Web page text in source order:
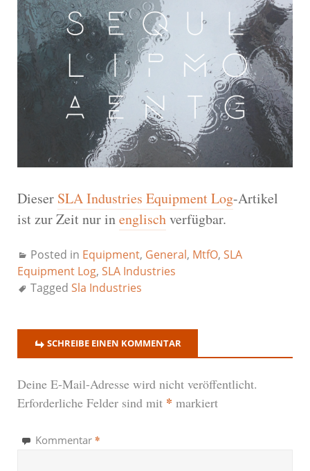
Dieser SLA Industries Equipment Log-Artikel
ist zur Zeit nur inenglischverfügbar.
Posted in Equipment, General, MtfO, SLA
Equipment Log, SLA Industries
Tagged Sla Industries
SCHREIBE EINEN KOMMENTAR
Deine E-Mail-Adresse wird nicht veröffentlicht.
Erforderliche Felder sind mit * markiert
Kommentar *